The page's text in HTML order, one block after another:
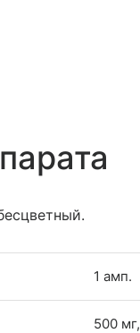
1 амп.
500 мг,